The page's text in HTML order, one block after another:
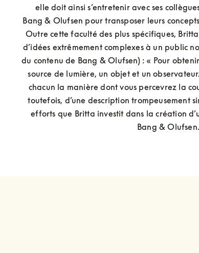
elle doit ainsi s’entretenir avec ses
Bang & Olufsen pour transposer leurs
Outre cette faculté des plus spécifiques,
d’idées extrêmement complexes à un public
du contenu de Bang & Olufsen) : « Pour
source de lumière, un objet et un
chacun la manière dont vous percevrez la
toutefois, d’une description trompeusement
efforts que Britta investit dans la création
Bang & Olufsen.